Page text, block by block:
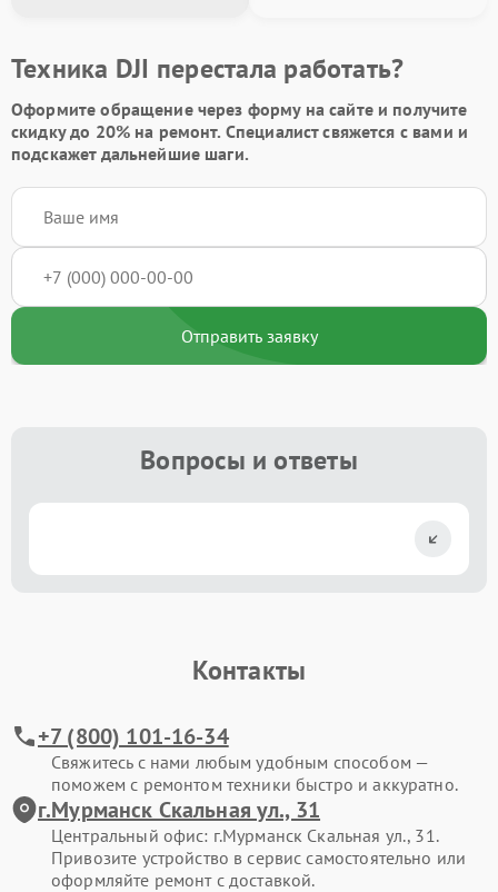
Техника DJI перестала работать?
Оформите обращение через форму на сайте и получите
скидку до 20%на ремонт. Специалист свяжется с вами и
подскажет дальнейшие шаги.
Отправить заявку
Вопросы и ответы
Контакты
+7 (800) 101-16-34
Свяжитесь с нами любым удобным способом —
поможем с ремонтом техники быстро и аккуратно.
г.Мурманск Скальная ул., 31
Центральный офис: г.Мурманск Скальная ул., 31.
Привозите устройство в сервис самостоятельно или
оформляйте ремонт с доставкой.